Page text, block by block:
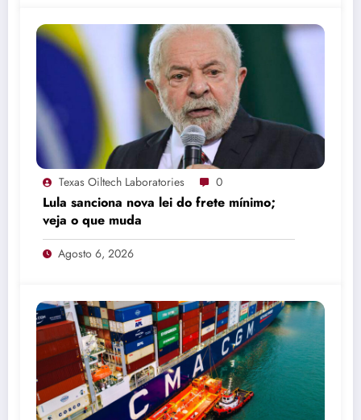
Texas Oiltech Laboratories 0
Lula sanciona nova lei do frete mínimo;
veja o que muda
Agosto 6, 2026